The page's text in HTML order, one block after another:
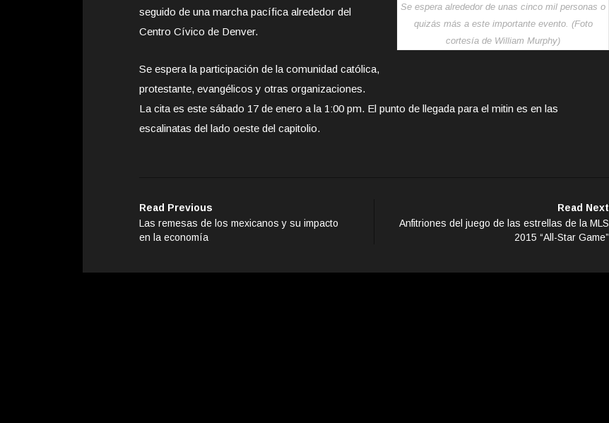
Se espera alrededor de unas cinco mil personas o
quizás más a este importante evento. (Foto
cortesía de William Murphy)
seguido de una marcha pacífica alrededor del
Centro Cívico de Denver.
Se espera la participación de la comunidad católica,
protestante, evangélicos y otras organizaciones.
La cita es este sábado 17 de enero a la 1:00 pm. El punto de llegada para el mitin es en las
escalinatas del lado oeste del capitolio.
Read Previous
Las remesas de los mexicanos y su impacto
en la economía
Read Next
Anfitriones del juego de las estrellas de la MLS
2015 “All-Star Game”